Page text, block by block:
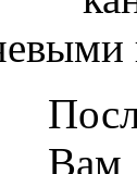
Вам